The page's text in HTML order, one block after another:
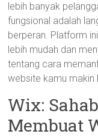
lebih banyak
fungsional adalah
berperan. Platform
lebih mudah dan
tentang cara
website kamu makin
Wix:
Membuat